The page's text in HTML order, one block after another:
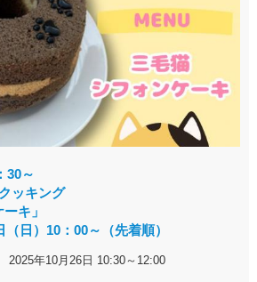
30～
ッキング
キ」
日）10：00～（先着順）
2025年10月26日 10:30～12:00